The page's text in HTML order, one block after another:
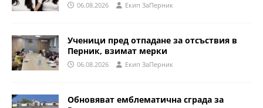
06.08.2026 Eкип ЗаПерник
Ученици пред отпадане за отсъствия в
Перник, взимат мерки
06.08.2026 Eкип ЗаПерник
Обновяват емблематична сграда за